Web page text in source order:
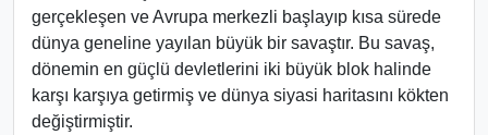
gerçekleşen ve Avrupa merkezli başlayıp kısa sürede
dünya geneline yayılan büyük bir savaştır. Bu savaş,
dönemin en güçlü devletlerini iki büyük blok halinde
karşı karşıya getirmiş ve dünya siyasi haritasını kökten
değiştirmiştir.